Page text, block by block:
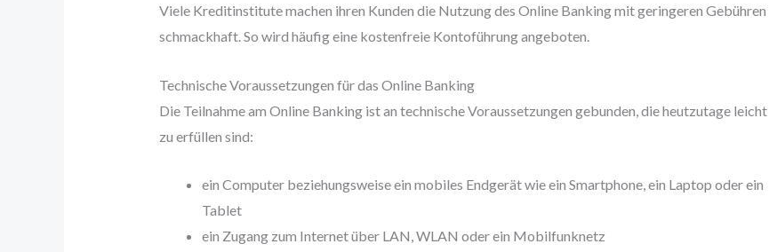
Viele Kreditinstitute machen ihren Kunden die Nutzung des Online Banking mit geringeren Gebühren
schmackhaft. So wird häufig eine kostenfreie Kontoführung angeboten.
Technische Voraussetzungen für das Online Banking
Die Teilnahme am Online Banking ist an technische Voraussetzungen gebunden, die heutzutage leicht
zu erfüllen sind:
ein Computer beziehungsweise ein mobiles Endgerät wie ein Smartphone, ein Laptop oder ein
Tablet
ein Zugang zum Internet über LAN, WLAN oder ein Mobilfunknetz